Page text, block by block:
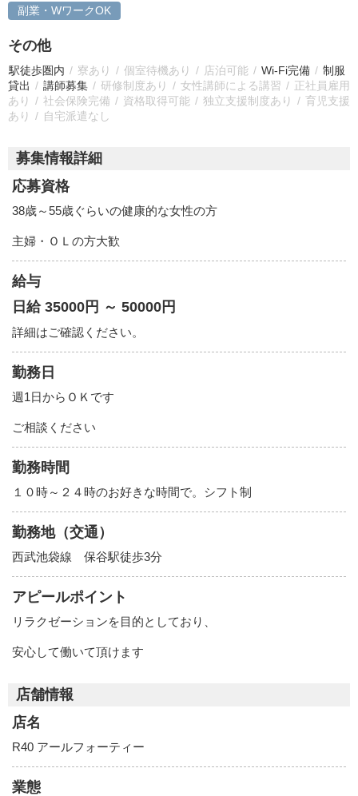
副業・WワークOK
その他
駅徒歩圏内 寮あり 個室待機あり 店泊可能 Wi-Fi完備
制服
貸出
講師募集 研修制度あり 女性講師による講習
正社員雇用
あり
社会保険完備 資格取得可能 独立支援制度あり
育児支援
あり
自宅派遣なし
募集情報詳細
応募資格
38歳～55歳ぐらいの健康的な女性の方
主婦・ＯＬの方大歓
給与
日給 35000円 ～ 50000円
詳細はご確認ください。
勤務日
週1日からＯＫです
ご相談ください
勤務時間
１０時～２４時のお好きな時間で。シフト制
勤務地（交通）
西武池袋線 保谷駅徒歩3分
アピールポイント
リラクゼーションを目的としており、
安心して働いて頂けます
店舗情報
店名
R40 アールフォーティー
業態